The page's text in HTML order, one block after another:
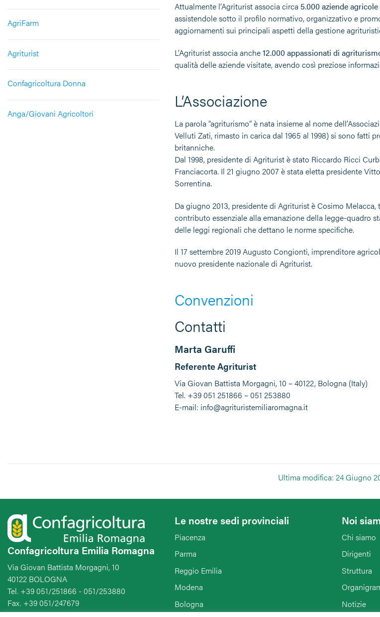
AgriFarm
Agriturist
Confagricoltura Donna
Anga/Giovani Agricoltori
Attualmente l’Agriturist associa circa 5.000 aziende agricole
assistendole sotto il profilo normativo, organizzativo e
aggiornamenti sui principali aspetti della gestione
L’Agriturist associa anche12.000 appassionati di
qualità delle aziende visitate, avendo così preziose
L’Associazione
La parola “agriturismo” è nata insieme al nome
Velluti Zati, rimasto in carica dal 1965 al 1998) si sono fatti
britanniche.
Dal 1998, presidente di Agriturist è stato Riccardo Ricci
Franciacorta. Il 21 giugno 2007 è stata eletta presidente
Sorrentina.
Da giugno 2013, presidente di Agriturist è Cosimo
contributo essenziale alla emanazione della legge-quadro
delle leggi regionali che dettano le norme specifiche.
Il 17 settembre 2019 Augusto Congionti, imprenditore
nuovo presidente nazionale di Agriturist.
Convenzioni
Contatti
Marta Garuffi
Referente Agriturist
Via Giovan Battista Morgagni, 10 – 40122, Bologna (Italy)
Tel. +39 051 251866 – 051 253880
E-mail: info@agrituristemiliaromagna.it
Ultima modifica: 24 Giugno
Confagricoltura Emilia Romagna
Via Giovan Battista Morgagni, 10
40122 BOLOGNA
Tel. +39 051/251866 - 051/253880
Fax. +39 051/247679
Le nostre sedi provinciali
Piacenza
Parma
Reggio Emilia
Modena
Bologna
Noi
Chi siamo
Dirigenti
Struttura
Notizie